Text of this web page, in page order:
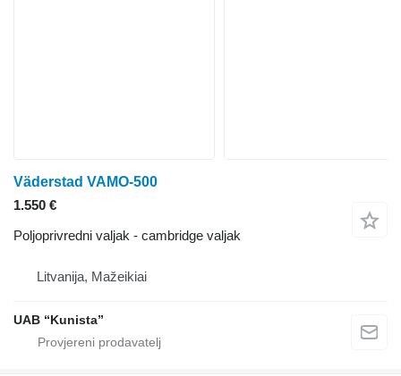
Väderstad VAMO-500
1.550 €
Poljoprivredni valjak - cambridge valjak
Litvanija, Mažeikiai
UAB “Kunista”